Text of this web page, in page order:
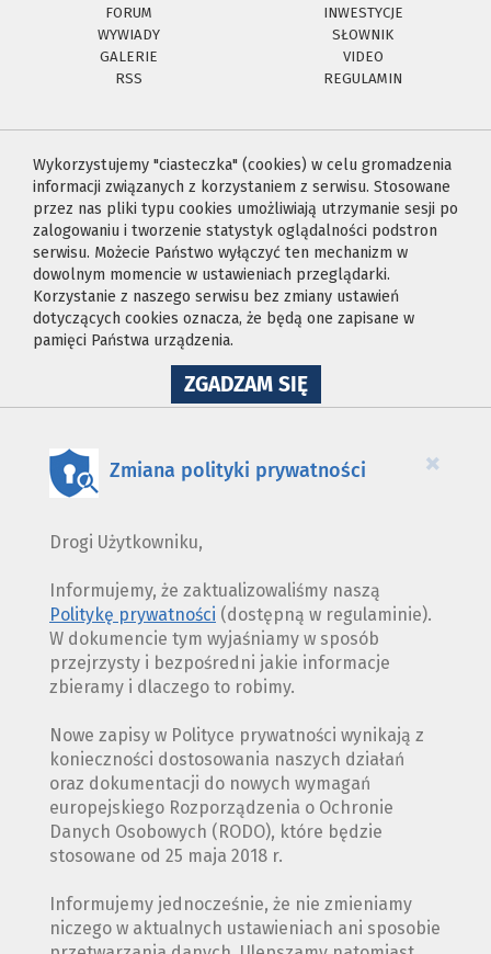
FORUM
INWESTYCJE
WYWIADY
SŁOWNIK
GALERIE
VIDEO
RSS
REGULAMIN
Wykorzystujemy "ciasteczka" (cookies) w celu gromadzenia
informacji związanych z korzystaniem z serwisu. Stosowane
przez nas pliki typu cookies umożliwiają utrzymanie sesji po
zalogowaniu i tworzenie statystyk oglądalności podstron
serwisu. Możecie Państwo wyłączyć ten mechanizm w
dowolnym momencie w ustawieniach przeglądarki.
Korzystanie z naszego serwisu bez zmiany ustawień
dotyczących cookies oznacza, że będą one zapisane w
pamięci Państwa urządzenia.
ZGADZAM SIĘNA
WYKORZYSTANIE
×
Zmiana polityki prywatności
Drogi Użytkowniku,
Informujemy, że zaktualizowaliśmy naszą
Politykę prywatności (dostępną w regulaminie).
W dokumencie tym wyjaśniamy w sposób
przejrzysty i bezpośredni jakie informacje
zbieramy i dlaczego to robimy.
Nowe zapisy w Polityce prywatności wynikają z
konieczności dostosowania naszych działań
oraz dokumentacji do nowych wymagań
europejskiego Rozporządzenia o Ochronie
Danych Osobowych (RODO), które będzie
stosowane od 25 maja 2018 r.
Informujemy jednocześnie, że nie zmieniamy
niczego w aktualnych ustawieniach ani sposobie